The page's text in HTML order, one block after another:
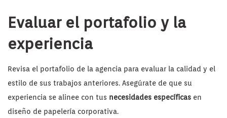
Evaluar el portafolio y la
experiencia
Revisa el portafolio de la agencia para evaluar la calidad y el
estilo de sus trabajos anteriores. Asegúrate de que su
experiencia se alinee con tus necesidades específicas en
diseño de papelería corporativa.